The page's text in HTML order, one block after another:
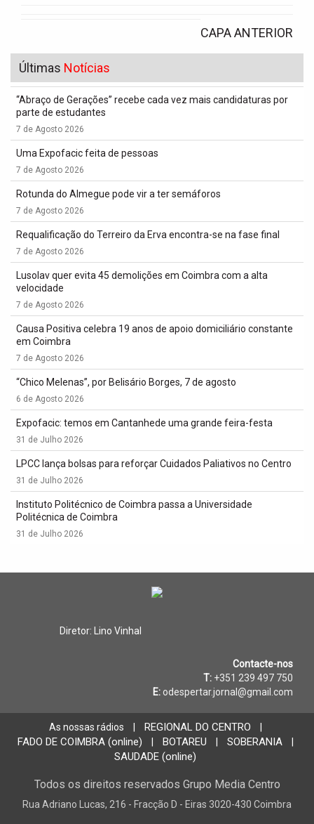
CAPA ANTERIOR
Últimas Notícias
“Abraço de Gerações” recebe cada vez mais candidaturas por
parte de estudantes
7 de Agosto 2026
Uma Expofacic feita de pessoas
7 de Agosto 2026
Rotunda do Almegue pode vir a ter semáforos
7 de Agosto 2026
Requalificação do Terreiro da Erva encontra-se na fase final
7 de Agosto 2026
Lusolav quer evita 45 demolições em Coimbra com a alta
velocidade
7 de Agosto 2026
Causa Positiva celebra 19 anos de apoio domiciliário constante
em Coimbra
7 de Agosto 2026
“Chico Melenas”, por Belisário Borges, 7 de agosto
6 de Agosto 2026
Expofacic: temos em Cantanhede uma grande feira-festa
31 de Julho 2026
LPCC lança bolsas para reforçar Cuidados Paliativos no Centro
31 de Julho 2026
Instituto Politécnico de Coimbra passa a Universidade
Politécnica de Coimbra
31 de Julho 2026
Diretor: Lino Vinhal
Contacte-nos
T: +351 239 497 750
E: odespertar.jornal@gmail.com
As nossas rádios REGIONAL DO CENTRO
FADO DE COIMBRA (online) BOTAREU SOBERANIA
SAUDADE (online)
Todos os direitos reservados Grupo Media Centro
Rua Adriano Lucas, 216 - Fracção D - Eiras 3020-430 Coimbra